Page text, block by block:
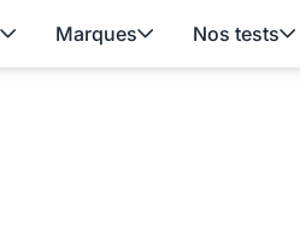
Marques Nos tests